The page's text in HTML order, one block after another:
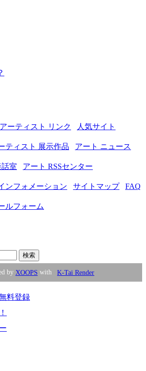
アーティスト リンク 人気サイト
ティスト 展示作品 アート ニュース
室 アート RSSセンター
ンフォメーション サイトマップ FAQ
ルフォーム
by XOOPS with K-Tai Render
料登録